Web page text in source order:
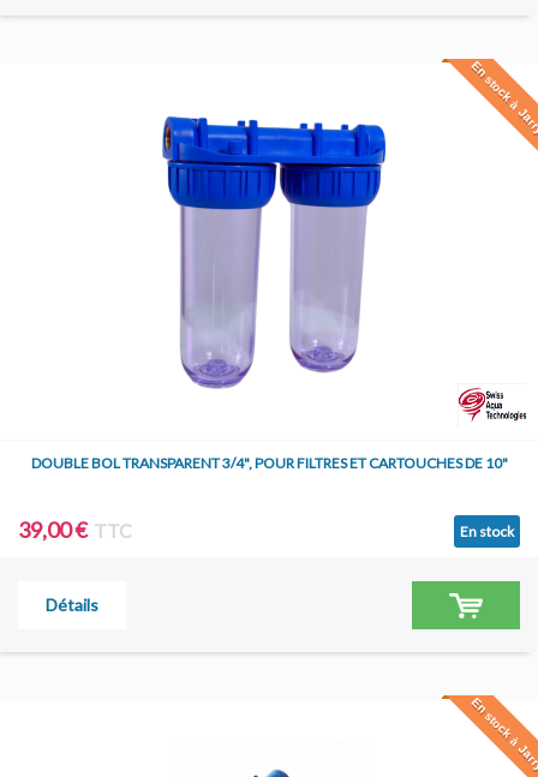
En stock à
DOUBLE BOL TRANSPARENT 3/4", POUR FILTRES ET CARTOUCHES DE 10"
39,00 € TTC En stock
Détails
En stock à